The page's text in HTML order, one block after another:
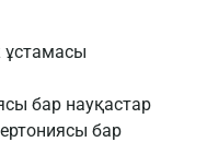
ұстамасы
бар науқастар
бар